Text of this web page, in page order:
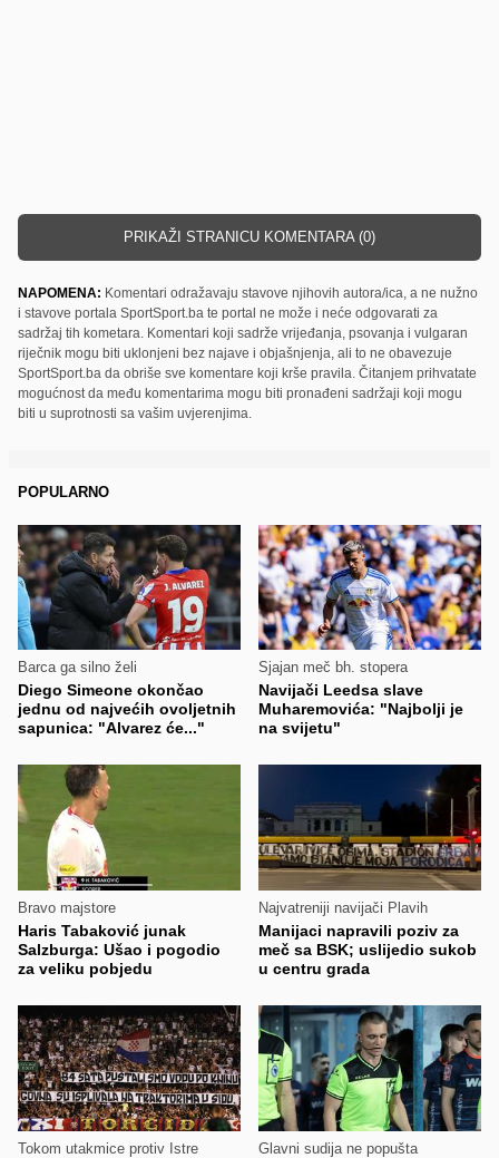
PRIKAŽI STRANICU KOMENTARA (0)
NAPOMENA: Komentari odražavaju stavove njihovih autora/ica, a ne nužno
i stavove portala SportSport.ba te portal ne može i neće odgovarati za
sadržaj tih kometara. Komentari koji sadrže vrijeđanja, psovanja i vulgaran
riječnik mogu biti uklonjeni bez najave i objašnjenja, ali to ne obavezuje
SportSport.ba da obriše sve komentare koji krše pravila. Čitanjem prihvatate
mogućnost da među komentarima mogu biti pronađeni sadržaji koji mogu
biti u suprotnosti sa vašim uvjerenjima.
POPULARNO
Barca ga silno želi
Diego Simeone okončao
jednu od najvećih ovoljetnih
sapunica: "Alvarez će..."
Sjajan meč bh. stopera
Navijači Leedsa slave
Muharemovića: "Najbolji je
na svijetu"
Bravo majstore
Haris Tabaković junak
Salzburga: Ušao i pogodio
za veliku pobjedu
Najvatreniji navijači Plavih
Manijaci napravili poziv za
meč sa BSK; uslijedio sukob
u centru grada
Tokom utakmice protiv Istre Glavni sudija ne popušta